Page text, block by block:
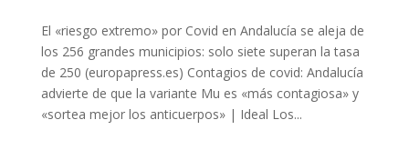
El «riesgo extremo» por Covid en Andalucía se aleja de
los 256 grandes municipios: solo siete superan la tasa
de 250 (europapress.es) Contagios de covid: Andalucía
advierte de que la variante Mu es «más contagiosa» y
«sortea mejor los anticuerpos» | Ideal Los...